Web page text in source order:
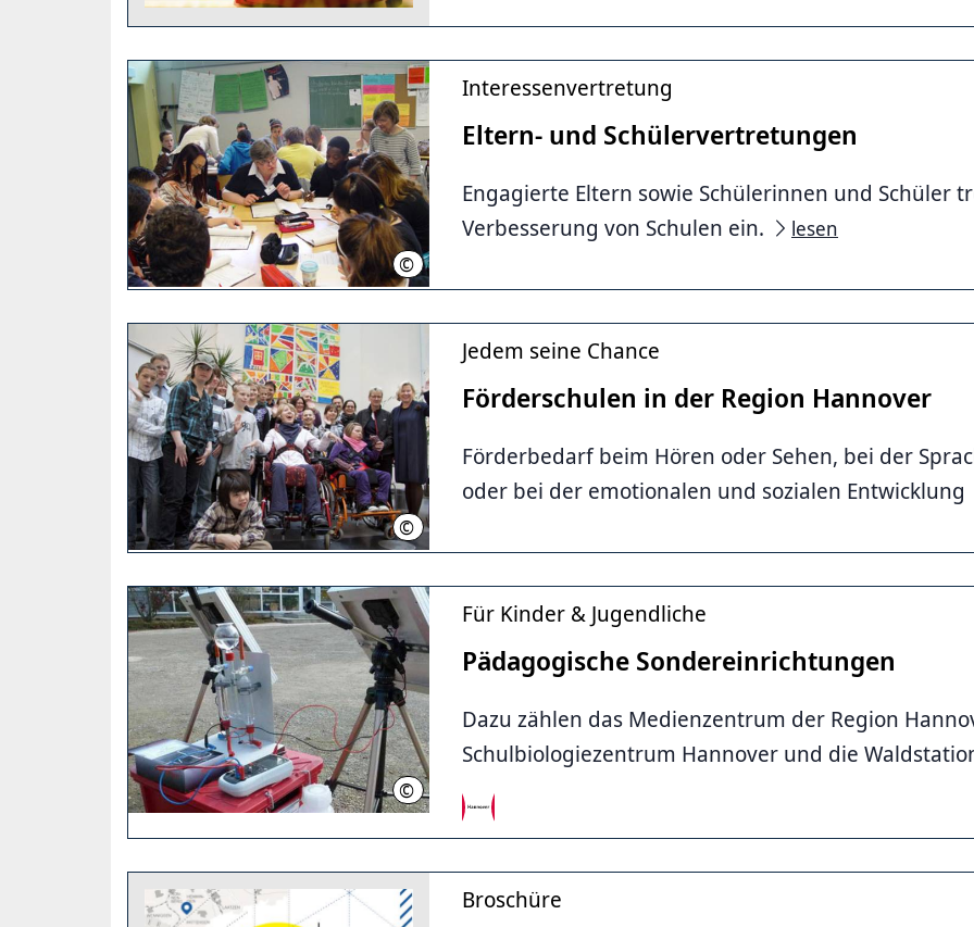
© Landeshauptstadt Hannover
Interessenvertretung
Eltern- und Schülervertretungen
Engagierte Eltern sowie Schülerinnen und Schüler
Verbesserung von Schulen ein.
lesen
© Christian Stahl / Region Hannover
Jedem seine Chance
Förderschulen in der Region Hannover
Förderbedarf beim Hören oder Sehen, bei der
oder bei der emotionalen und sozialen Entwicklung
© Landeshauptstadt Hannover
Für Kinder & Jugendliche
Pädagogische Sondereinrichtungen
Dazu zählen das Medienzentrum der Region
Schulbiologiezentrum Hannover und die
Broschüre